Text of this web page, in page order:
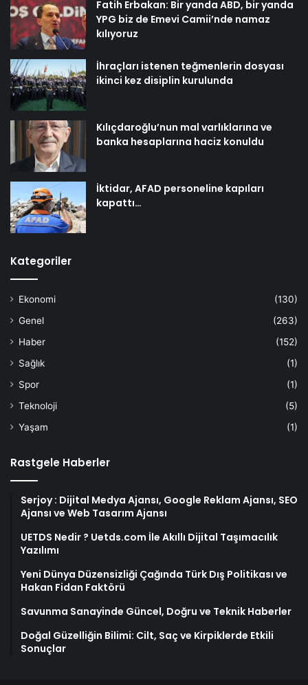
Fatih Erbakan: Bir yanda ABD, bir yanda
YPG biz de Emevi Camii’nde namaz
kılıyoruz
İhraçları istenen teğmenlerin dosyası
ikinci kez disiplin kurulunda
Kılıçdaroğlu’nun mal varlıklarına ve
banka hesaplarına haciz konuldu
İktidar, AFAD personeline kapıları
kapattı…
Kategoriler
Ekonomi
(130)
Genel
(263)
Haber
(152)
Sağlık
(1)
Spor
(1)
Teknoloji
(5)
Yaşam
(1)
Rastgele Haberler
Serjoy : Dijital Medya Ajansı, Google Reklam Ajansı, SEO
Ajansı ve Web Tasarım Ajansı
UETDS Nedir ? Uetds.com İle Akıllı Dijital Taşımacılık
Yazılımı
Yeni Dünya Düzensizliği Çağında Türk Dış Politikası ve
Hakan Fidan Faktörü
Savunma Sanayinde Güncel, Doğru ve Teknik Haberler
Doğal Güzelliğin Bilimi: Cilt, Saç ve Kirpiklerde Etkili
Sonuçlar